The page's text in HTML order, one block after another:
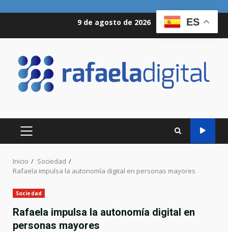
9 de agosto de 2026
MENÚ
PRINCIPAL
Inicio
Sociedad
Rafaela impulsa la autonomía digital en personas mayores
Sociedad
Rafaela impulsa la autonomía digital en
personas mayores
ES